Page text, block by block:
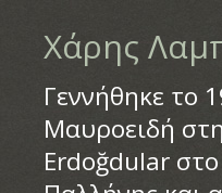
Χάρης
Γεννήθηκε το
Μαυροειδή
Erdoğdular